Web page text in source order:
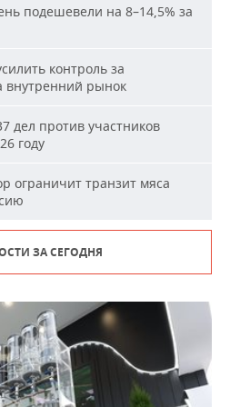
подешевели на 8–14,5% за
контроль за
внутренний рынок
дел против участников
году
ограничит транзит мяса
ЗА СЕГОДНЯ